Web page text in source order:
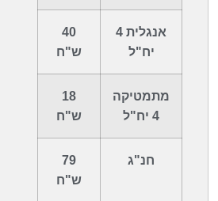
אנגלית 4
יח"ל
40
ש"ח
מתמטיקה
4 יח"ל
18
ש"ח
חנ"ג
79
ש"ח